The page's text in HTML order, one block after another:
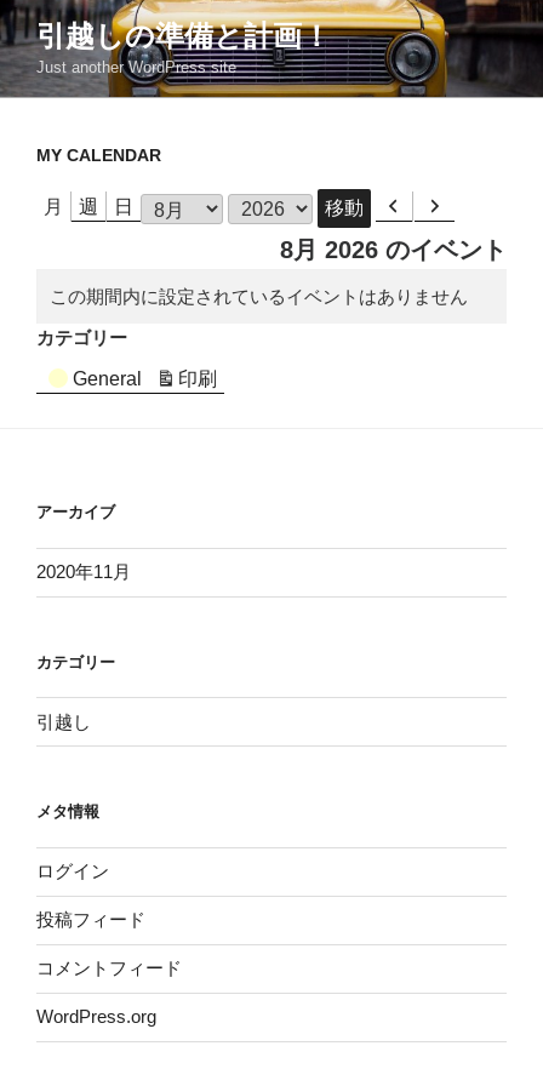
コ
ン
テ
ン
引越しの準備と計画！
Just another WordPress site
MY CALENDAR
月 週 日 月
へ
次
へ
8月 2026 のイベント
この期間内に設定されているイベントはありません
カテゴリー
General
印刷
アーカイブ
2020年11月
カテゴリー
引越し
メタ情報
ログイン
投稿フィード
コメントフィード
WordPress.org